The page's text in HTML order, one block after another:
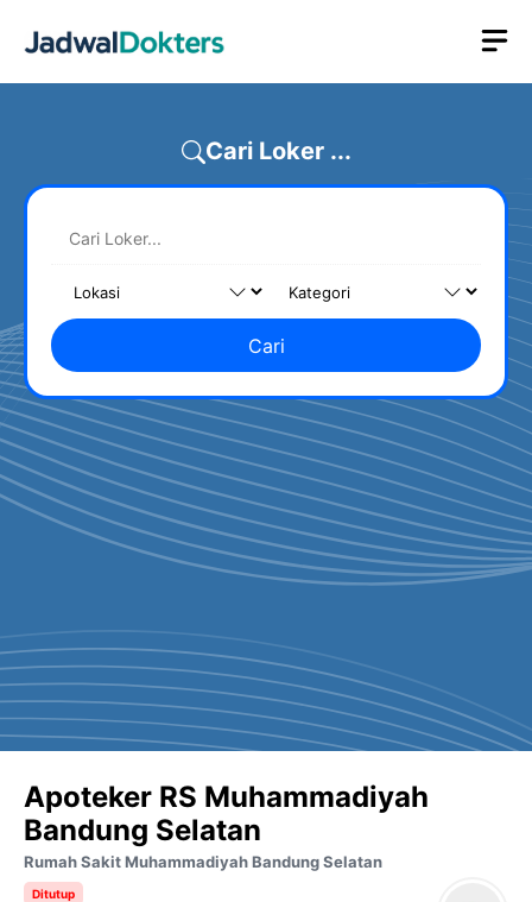
Cari Loker ...
Cari
Apoteker RS Muhammadiyah
Bandung Selatan
Rumah Sakit Muhammadiyah Bandung Selatan
Ditutup